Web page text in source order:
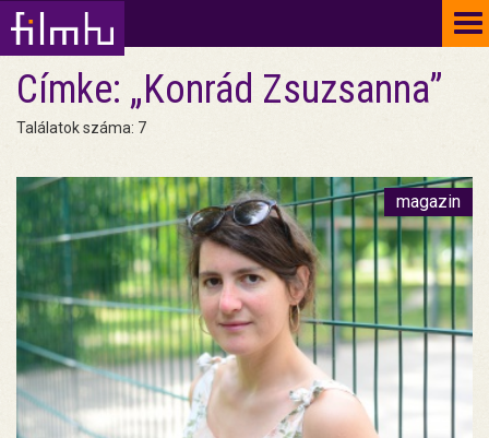
Címke: „Konrád Zsuzsanna”
Találatok száma: 7
magazin